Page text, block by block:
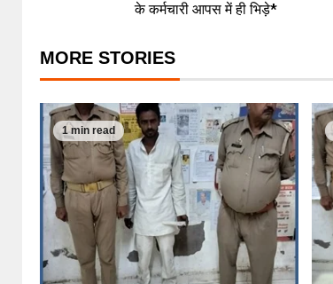
के कर्मचारी आपस में ही भिड़े*
MORE STORIES
1 min read